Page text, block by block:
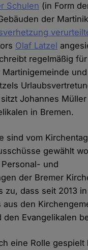
Schulen (in Form
der
Olaf Latzel
regelmäßig
Johannes
in
sind vom
gewählt
und
der Bremer
zu, dass seit 2013
den
Evangelikalen
eine Rolle gespielt